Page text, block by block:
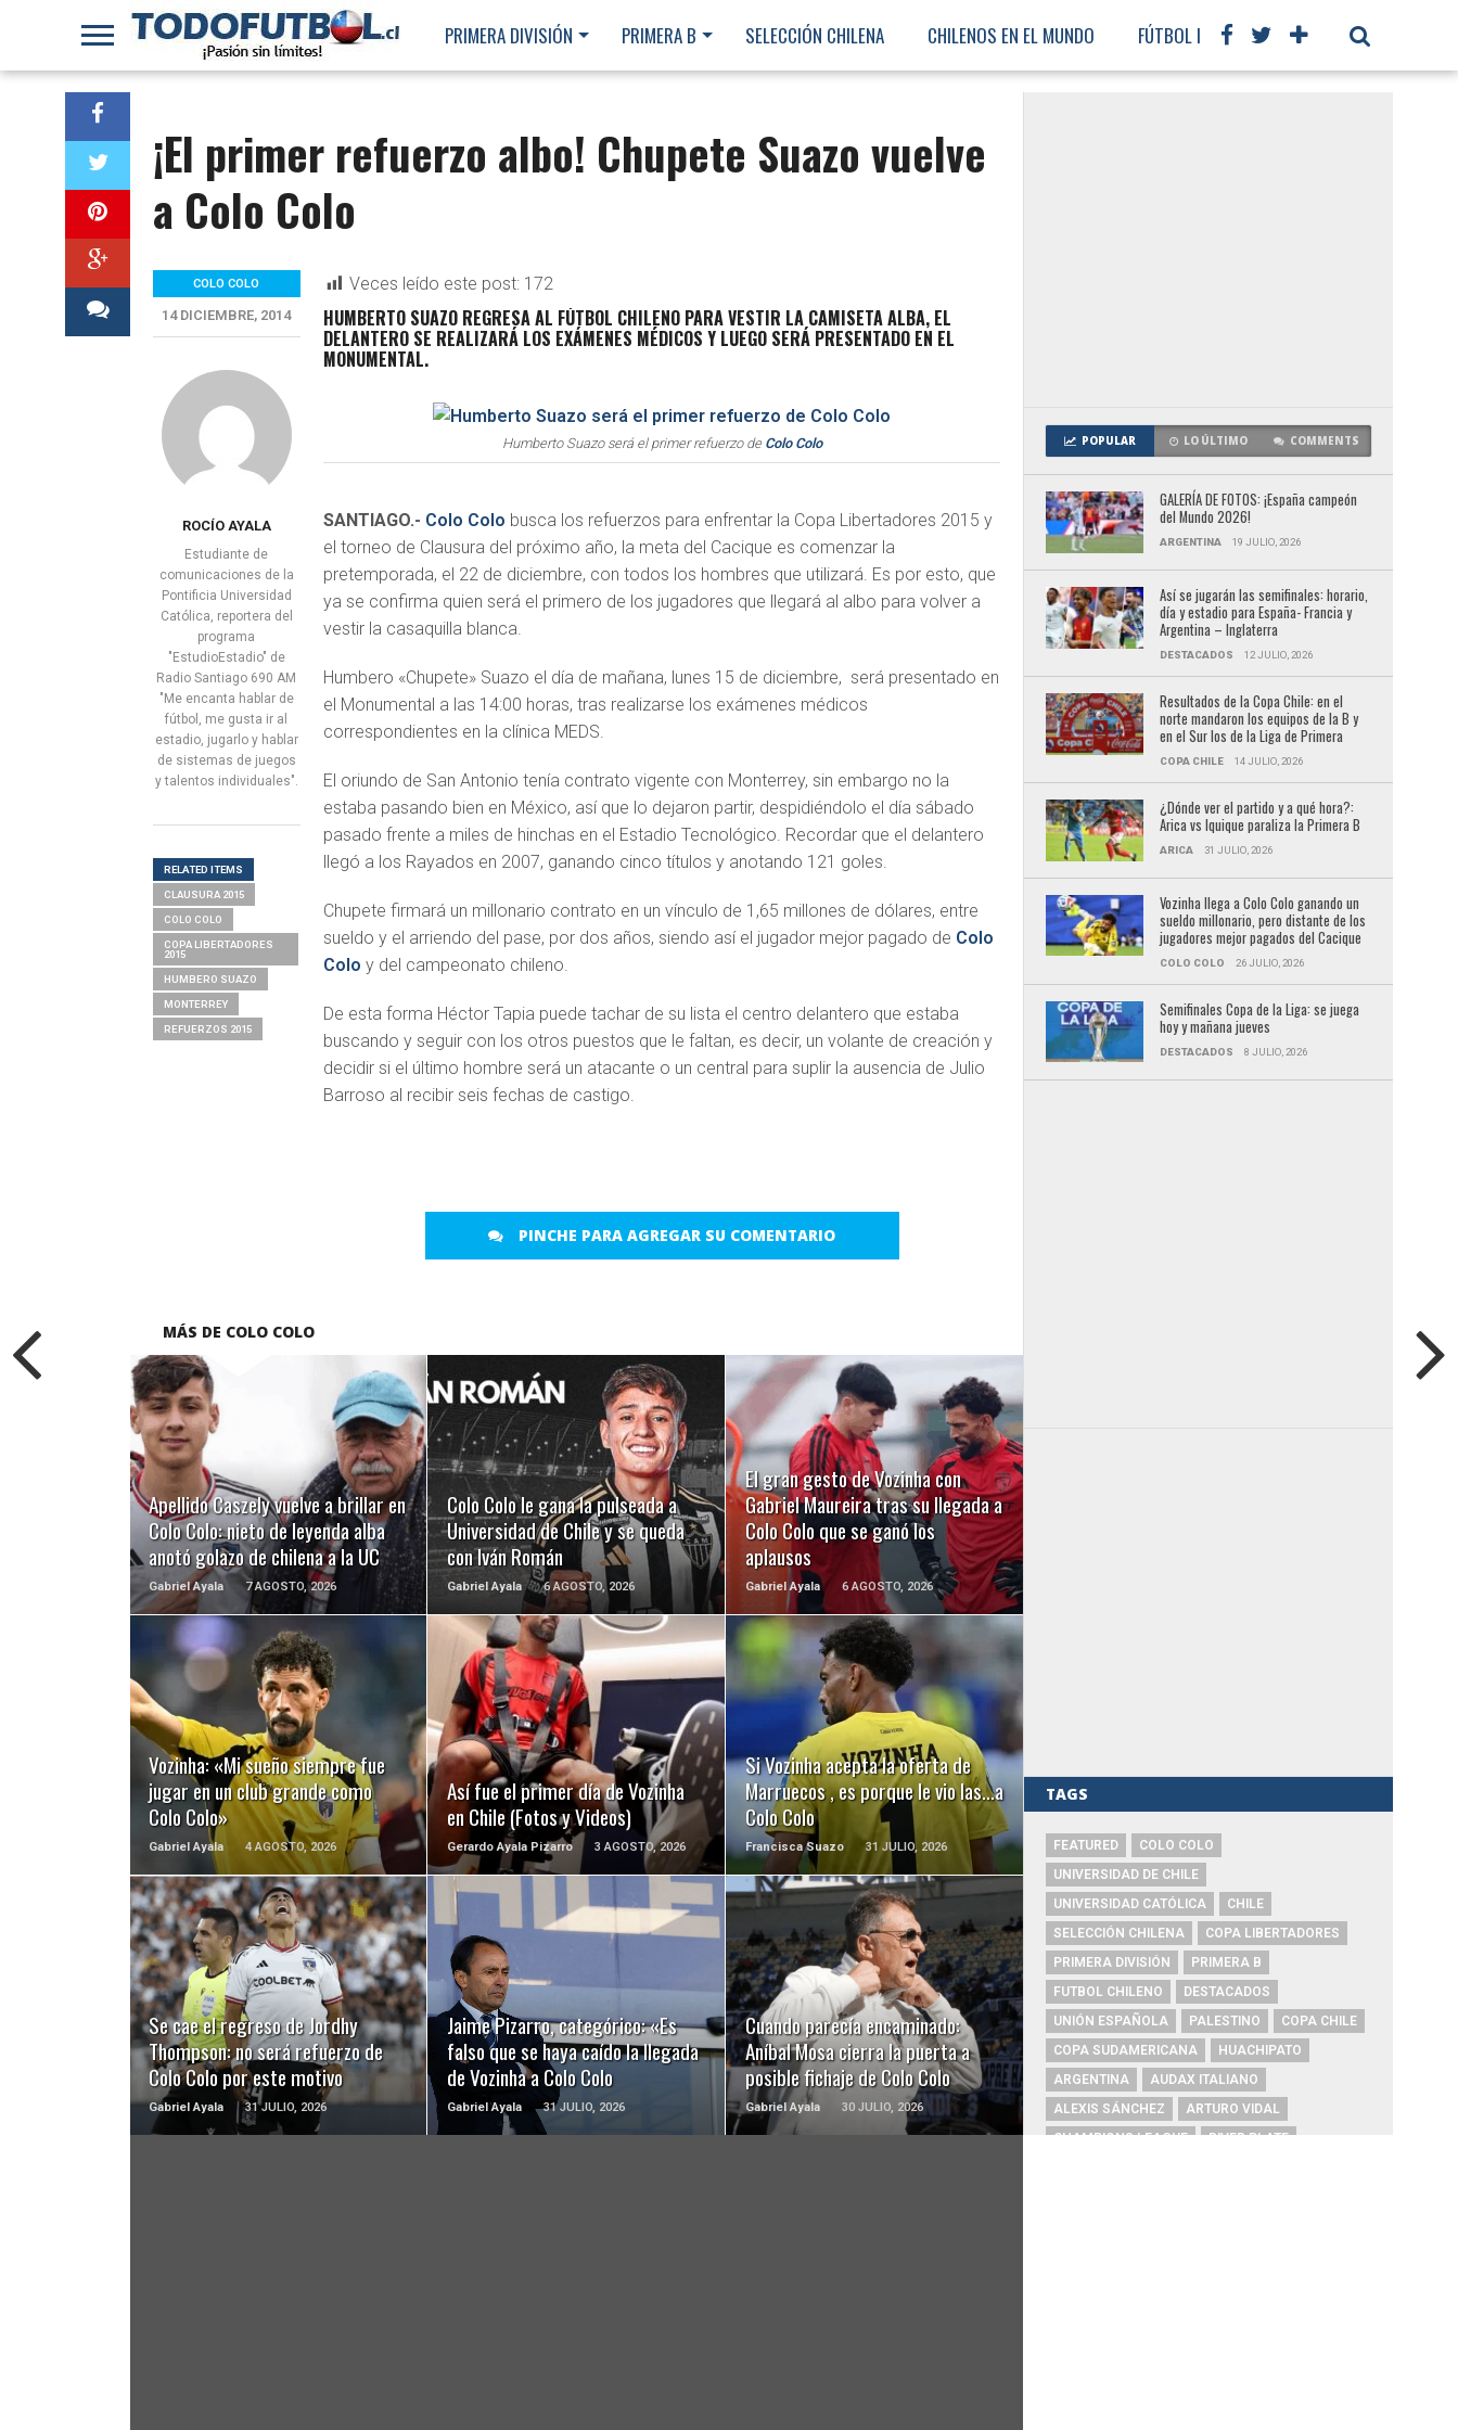
PRIMERA DIVISIÓN PRIMERA B SELECCIÓN CHILENA CHILENOS EN EL MUNDO FÚTBOL INTERNACIONAL
¡El primer refuerzo albo! Chupete Suazo vuelve
a Colo Colo
Veces leído este post: 172
HUMBERTO SUAZO REGRESA AL FÚTBOL CHILENO PARA VESTIR LA CAMISETA ALBA, EL
DELANTERO SE REALIZARÁ LOS EXÁMENES MÉDICOS Y LUEGO SERÁ PRESENTADO EN EL
MONUMENTAL.
Humberto Suazo será el primer refuerzo de Colo Colo
SANTIAGO.- Colo Colo busca los refuerzos para enfrentar la Copa Libertadores 2015 y
el torneo de Clausura del próximo año, la meta del Cacique es comenzar la
pretemporada, el 22 de diciembre, con todos los hombres que utilizará. Es por esto, que
ya se confirma quien será el primero de los jugadores que llegará al albo para volver a
vestir la casaquilla blanca.
Humbero «Chupete» Suazo el día de mañana, lunes 15 de diciembre, será presentado en
el Monumental a las 14:00 horas, tras realizarse los exámenes médicos
correspondientes en la clínica MEDS.
El oriundo de San Antonio tenía contrato vigente con Monterrey, sin embargo no la
estaba pasando bien en México, así que lo dejaron partir, despidiéndolo el día sábado
pasado frente a miles de hinchas en el Estadio Tecnológico. Recordar que el delantero
llegó a los Rayados en 2007, ganando cinco títulos y anotando 121 goles.
Chupete firmará un millonario contrato en un vínculo de 1,65 millones de dólares, entre
sueldo y el arriendo del pase, por dos años, siendo así el jugador mejor pagado de Colo
Colo y del campeonato chileno.
De esta forma Héctor Tapia puede tachar de su lista el centro delantero que estaba
buscando y seguir con los otros puestos que le faltan, es decir, un volante de creación y
decidir si el último hombre será un atacante o un central para suplir la ausencia de Julio
Barroso al recibir seis fechas de castigo.
PINCHE PARA AGREGAR SU COMENTARIO
COLO COLO
14 DICIEMBRE, 2014
ROCÍO AYALA
Estudiante de
comunicaciones de la
Pontificia Universidad
Católica, reportera del
programa
"EstudioEstadio" de
Radio Santiago 690 AM
"Me encanta hablar de
fútbol, me gusta ir al
estadio, jugarlo y hablar
de sistemas de juegos
y talentos individuales".
RELATED ITEMS
CLAUSURA 2015
COLO COLO
COPA LIBERTADORES
2015
HUMBERO SUAZO
MONTERREY
REFUERZOS 2015
MÁS DE COLO COLO
Apellido Caszely vuelve a brillar en
Colo Colo: nieto de leyenda alba
anotó golazo de chilena a la UC
Gabriel Ayala 7 AGOSTO, 2026
LEER MÁS
Colo Colo le gana la pulseada a
Universidad de Chile y se queda
con Iván Román
Gabriel Ayala 6 AGOSTO, 2026
LEER MÁS
El gran gesto de Vozinha con
Gabriel Maureira tras su llegada a
Colo Colo que se ganó los
aplausos
Gabriel Ayala 6 AGOSTO, 2026
LEER MÁS
Vozinha: «Mi sueño siempre fue
jugar en un club grande como
Colo Colo»
Gabriel Ayala 4 AGOSTO, 2026
LEER MÁS
Así fue el primer día de Vozinha
en Chile (Fotos y Videos)
Gerardo Ayala Pizarro 3 AGOSTO, 2026
LEER MÁS
Si Vozinha acepta la oferta de
Marruecos , es porque le vio las…a
Colo Colo
Francisca Suazo 31 JULIO, 2026
LEER MÁS
Se cae el regreso de Jordhy
Thompson: no será refuerzo de
Colo Colo por este motivo
Gabriel Ayala 31 JULIO, 2026
LEER MÁS
Jaime Pizarro, categórico: «Es
falso que se haya caído la llegada
de Vozinha a Colo Colo
Gabriel Ayala 31 JULIO, 2026
LEER MÁS
Cuando parecía encaminado:
Aníbal Mosa cierra la puerta a
posible fichaje de Colo Colo
Gabriel Ayala 30 JULIO, 2026
LEER MÁS
POPULAR LO ÚLTIMO COMMENTS
GALERÍA DE FOTOS: ¡España campeón
del Mundo 2026!
ARGENTINA 19 JULIO, 2026
Así se jugarán las semifinales: horario,
día y estadio para España- Francia y
Argentina – Inglaterra
DESTACADOS 12 JULIO, 2026
Resultados de la Copa Chile: en el
norte mandaron los equipos de la B y
en el Sur los de la Liga de Primera
COPA CHILE 14 JULIO, 2026
¿Dónde ver el partido y a qué hora?:
Arica vs Iquique paraliza la Primera B
ARICA 31 JULIO, 2026
Vozinha llega a Colo Colo ganando un
sueldo millonario, pero distante de los
jugadores mejor pagados del Cacique
COLO COLO 26 JULIO, 2026
Semifinales Copa de la Liga: se juega
hoy y mañana jueves
DESTACADOS 8 JULIO, 2026
TAGS
FEATURED
COLO COLO
UNIVERSIDAD DE CHILE
UNIVERSIDAD CATÓLICA
CHILE
SELECCIÓN CHILENA
COPA LIBERTADORES
PRIMERA DIVISIÓN
PRIMERA B
FUTBOL CHILENO
DESTACADOS
UNIÓN ESPAÑOLA
PALESTINO
COPA CHILE
COPA SUDAMERICANA
HUACHIPATO
ARGENTINA
AUDAX ITALIANO
ALEXIS SÁNCHEZ
ARTURO VIDAL
CHAMPIONS LEAGUE
RIVER PLATE